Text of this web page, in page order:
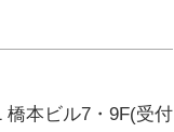
橋本ビル7・9F(受付